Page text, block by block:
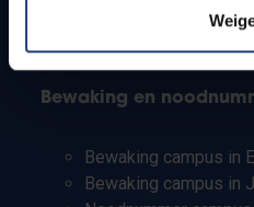
Bewaking en
Bewaking campus in
Bewaking campus in